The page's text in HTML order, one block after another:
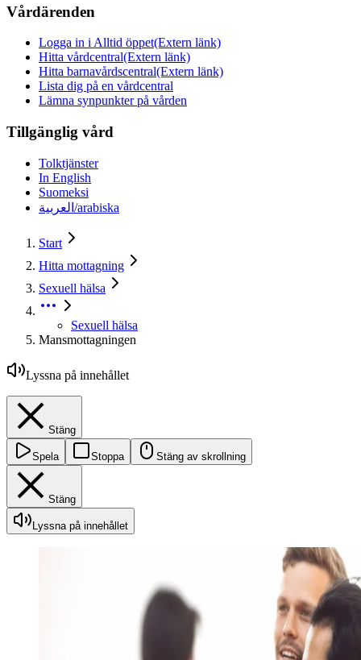
Vårdärenden
Logga in i Alltid öppet(Extern länk)
Hitta vårdcentral(Extern länk)
Hitta barnavårdscentral(Extern länk)
Lista dig på en vårdcentral
Lämna synpunkter på vården
Tillgänglig vård
Tolktjänster
In English
Suomeksi
العربية/arabiska
Start
Hitta mottagning
Sexuell hälsa
Sexuell hälsa
Mansmottagningen
Lyssna på innehållet
Stäng
Spela Stoppa Stäng av skrollning
Stäng
Lyssna på innehållet